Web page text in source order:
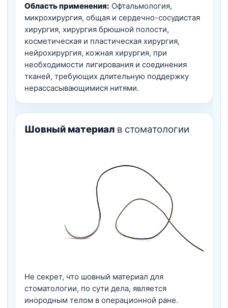
Область применения: Офтальмология,
микрохирургия, общая и сердечно-сосудистая
хирургия, хирургия брюшной полости,
косметическая и пластическая хирургия,
нейрохирургия, кожная хирургия, при
необходимости лигирования и соединения
тканей, требующих длительную поддержку
нерассасывающимися нитями.
Шовный материал в стоматологии
Не секрет, что шовный материал для
стоматологии, по сути дела, является
инородным телом в операционной ране.